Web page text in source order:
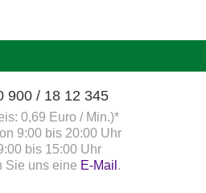
900 / 18 12 345
0,69 Euro / Min.)*
9:00 bis 20:00 Uhr
bis 15:00 Uhr
Sie uns eine E-Mail .